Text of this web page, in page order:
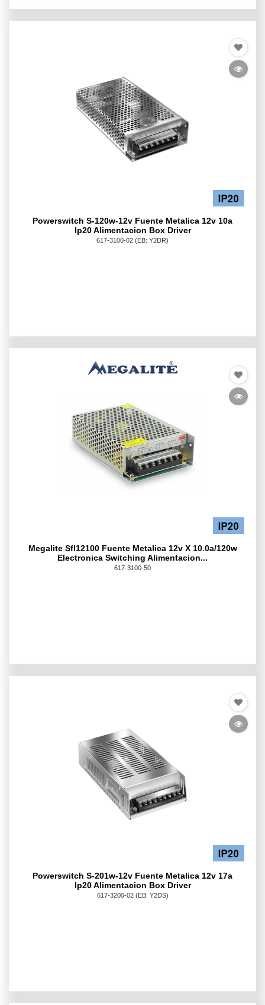
Powerswitch S-120w-12v Fuente Metalica 12v 10a
Ip20 Alimentacion Box Driver
617-3100-02 (EB: Y2DR)
Megalite Sfl12100 Fuente Metalica 12v X 10.0a/120w
Electronica Switching Alimentacion...
617-3100-50
Powerswitch S-201w-12v Fuente Metalica 12v 17a
Ip20 Alimentacion Box Driver
617-3200-02(EB: Y2DS)